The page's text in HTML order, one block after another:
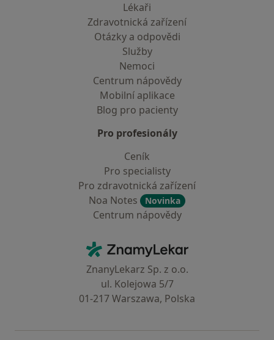
Lékaři
Zdravotnická zařízení
Otázky a odpovědi
Služby
Nemoci
Centrum nápovědy
Mobilní aplikace
Blog pro pacienty
Pro profesionály
Ceník
Pro specialisty
Pro zdravotnická zařízení
Noa Notes
Novinka
Centrum nápovědy
ZnamyLekar - Hlavní stránka
ZnanyLekarz Sp. z o.o.
ul. Kolejowa 5/7
01-217 Warszawa, Polska